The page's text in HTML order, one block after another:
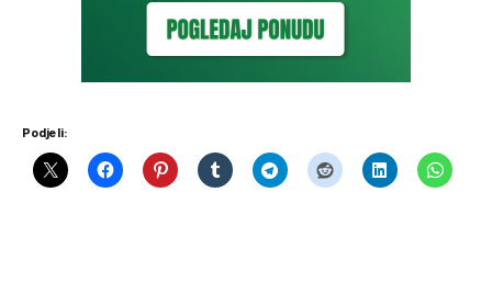
Podjeli: